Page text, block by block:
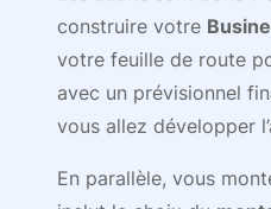
construire votre
votre feuille de route
avec un prévisionnel
vous allez développer
En parallèle, vous